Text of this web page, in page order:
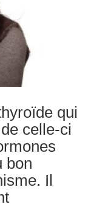
qui
celle-ci
bon
Il